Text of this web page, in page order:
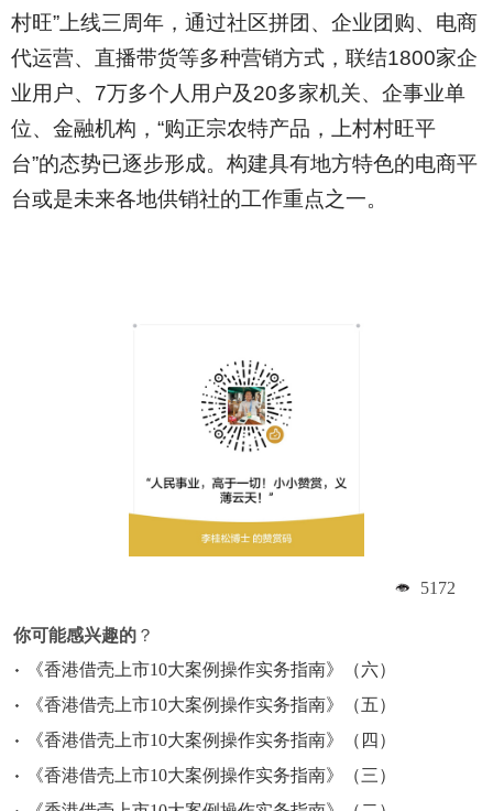
村旺”上线三周年，通过社区拼团、企业团购、电商
代运营、直播带货等多种营销方式，联结1800家企
业用户、7万多个人用户及20多家机关、企事业单
位、金融机构，“购正宗农特产品，上村村旺平
台”的态势已逐步形成。构建具有地方特色的电商平
台或是未来各地供销社的工作重点之一。
5172
你可能感兴趣的 ？
《香港借壳上市10大案例操作实务指南》（六）
《香港借壳上市10大案例操作实务指南》（五）
《香港借壳上市10大案例操作实务指南》（四）
《香港借壳上市10大案例操作实务指南》（三）